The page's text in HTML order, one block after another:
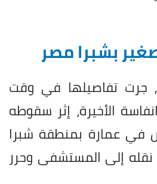
بشبرا مصر
جرت تفاصيلها في وقت
الأخيرة، إثر سقوطه
في عمارة بمنطقة شبرا
نقله إلى المستشفى وحرر